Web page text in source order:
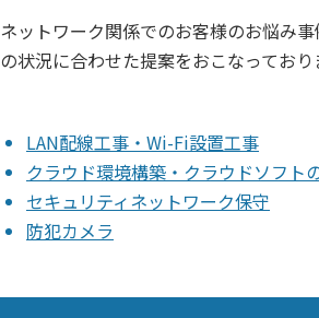
ネットワーク関係でのお客様のお悩み
の状況に合わせた提案をおこなっており
LAN配線工事・Wi-Fi設置工事
クラウド環境構築・クラウドソフト
セキュリティネットワーク保守
防犯カメラ